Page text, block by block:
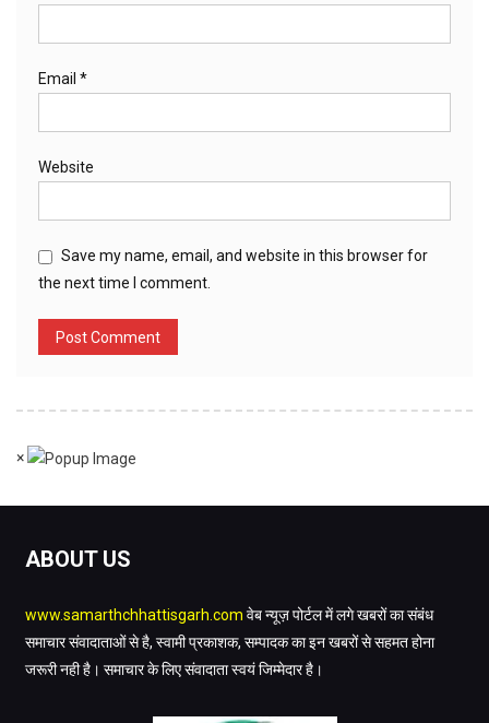
Email *
Website
Save my name, email, and website in this browser for
the next time I comment.
×
ABOUT US
www.samarthchhattisgarh.com वेब न्यूज़ पोर्टल में लगे खबरों का संबंध
समाचार संवादाताओं से है, स्वामी प्रकाशक, सम्पादक का इन खबरों से सहमत होना
जरूरी नही है। समाचार के लिए संवादाता स्वयं जिम्मेदार है।